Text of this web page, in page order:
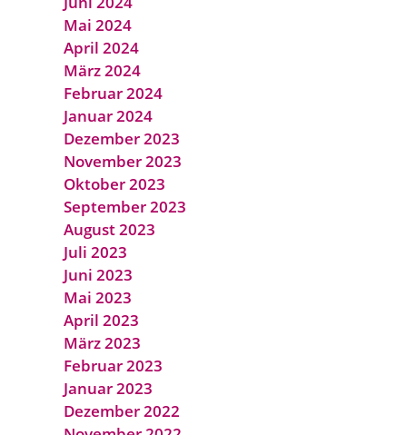
Mai 2024
April 2024
März 2024
Februar 2024
Januar 2024
Dezember 2023
November 2023
Oktober 2023
September 2023
August 2023
Juli 2023
Juni 2023
Mai 2023
April 2023
März 2023
Februar 2023
Januar 2023
Dezember 2022